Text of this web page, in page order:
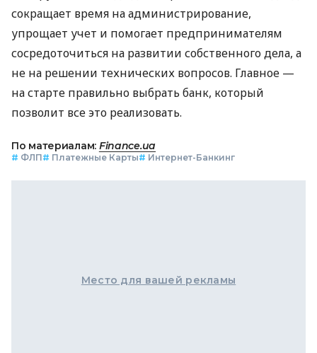
сокращает время на администрирование,
упрощает учет и помогает предпринимателям
сосредоточиться на развитии собственного дела, а
не на решении технических вопросов. Главное —
на старте правильно выбрать банк, который
позволит все это реализовать.
По материалам: Finance.ua
# ФЛП# Платежные Карты# Интернет-Банкинг
Место для вашей рекламы